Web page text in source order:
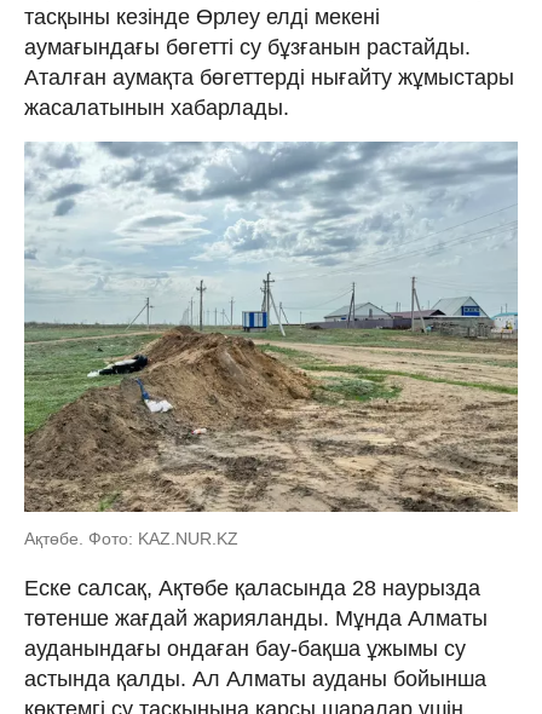
тасқыны кезінде Өрлеу елді мекені
аумағындағы бөгетті су бұзғанын растайды.
Аталған аумақта бөгеттерді нығайту жұмыстары
жасалатынын хабарлады.
Ақтөбе. Фото: KAZ.NUR.KZ
Еске салсақ, Ақтөбе қаласында 28 наурызда
төтенше жағдай жарияланды. Мұнда Алматы
ауданындағы ондаған бау-бақша ұжымы су
астында қалды. Ал Алматы ауданы бойынша
көктемгі су тасқынына қарсы шаралар үшін